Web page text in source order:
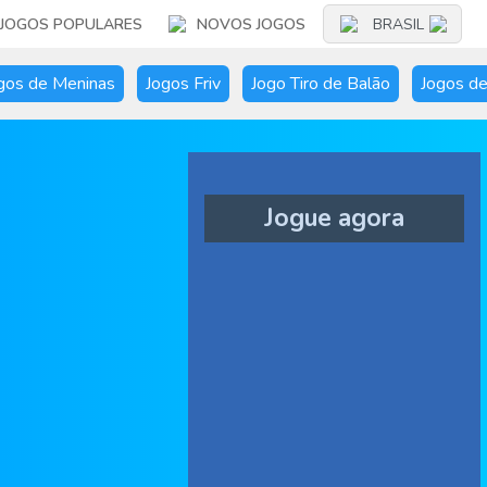
JOGOS POPULARES NOVOS JOGOS BRASIL
de Meninas Jogos Friv Jogo Tiro de Balão Jogos
Jogue agora